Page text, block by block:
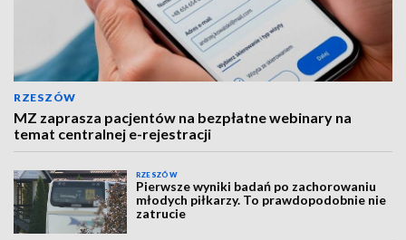
RZESZÓW
MZ zaprasza pacjentów na bezpłatne webinary na
temat centralnej e-rejestracji
RZESZÓW
Pierwsze wyniki badań po zachorowaniu
młodych piłkarzy. To prawdopodobnie nie
zatrucie